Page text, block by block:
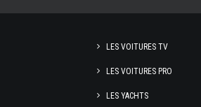
LES VOITURES TV
LES VOITURES PRO
LES YACHTS